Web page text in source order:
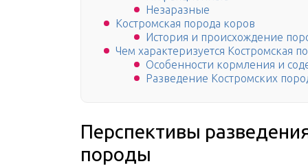
Незаразные
Костромская порода коров
История и происхождение
Чем характеризуется Костромская
Особенности кормления и
Разведение Костромских
Перспективы
породы